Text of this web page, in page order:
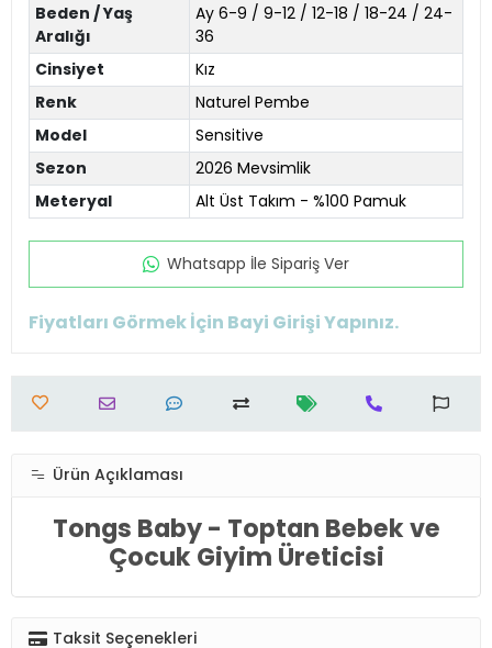
Beden / Yaş
Aralığı
Ay 6-9 / 9-12 / 12-18 / 18-24 / 24-
36
Cinsiyet
Kız
Renk
Naturel Pembe
Model
Sensitive
Sezon
2026 Mevsimlik
Meteryal
Alt Üst Takım - %100 Pamuk
Whatsapp İle Sipariş Ver
Fiyatları Görmek İçin Bayi Girişi Yapınız.
Ürün Açıklaması
Tongs Baby - Toptan Bebek ve
Çocuk Giyim Üreticisi
Taksit Seçenekleri